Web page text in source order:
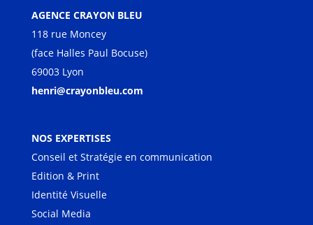
AGENCE CRAYON BLEU
118 rue Moncey
(face Halles Paul Bocuse)
69003 Lyon
henri@crayonbleu.com
NOS EXPERTISES
Conseil et Stratégie en communication
Edition & Print
Identité Visuelle
Social Media